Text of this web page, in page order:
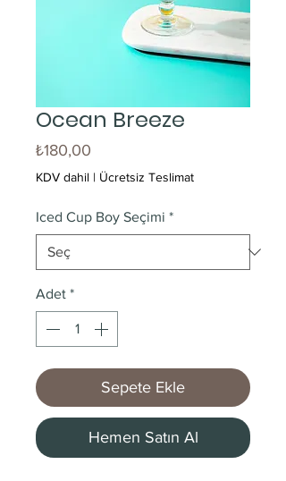
Ocean Breeze
₺180,00
KDV dahil | Ücretsiz Teslimat
Iced Cup Boy Seçimi *
Adet *
Sepete Ekle
Hemen Satın Al